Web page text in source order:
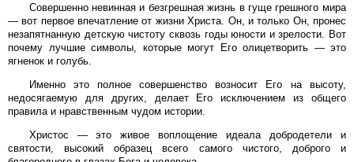
Совершенно невинная и безгрешная жизнь в гуще грешного мира
— вот первое впечатление от жизни Христа. Он, и только Он, пронес
незапятнанную детскую чистоту сквозь годы юности и зрелости. Вот
почему лучшие символы, которые могут Его олицетворить — это
ягненок и голубь.
Именно это полное совершенство возносит Его на высоту,
недосягаемую для других, делает Его исключением из общего
правила и нравственным чудом истории.
Христос — это живое воплощение идеала добродетели и
святости, высокий образец всего самого чистого, доброго и